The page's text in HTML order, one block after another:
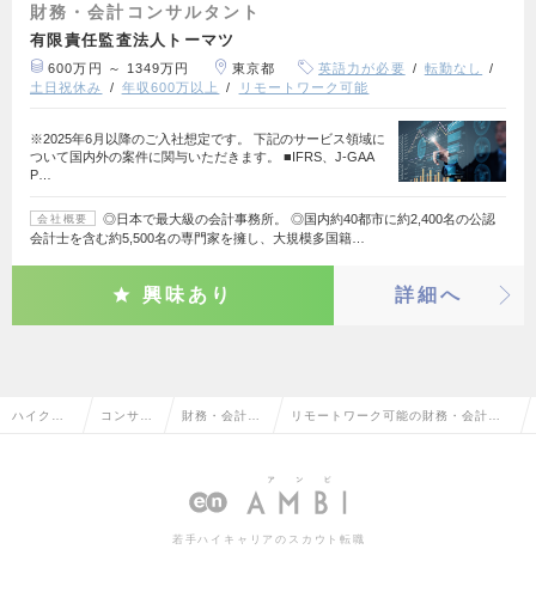
財務・会計コンサルタント
有限責任監査法人トーマツ
600万円 ～ 1349万円 東京都 英語力が必要
転勤なし
土日祝休み
年収600万以上 リモートワーク可能
※2025年6月以降のご入社想定です。 下記のサービス領域に
ついて国内外の案件に関与いただきます。 ■IFRS、J-GAA
P…
会社概要
◎日本で最大級の会計事務所。 ◎国内約40都市に約2,400名の公認
会計士を含む約5,500名の専門家を擁し、大規模多国籍…
興味あり 詳細へ
ハイクラ コンサル 財務・会計コ リモートワーク可能の財務・会計コ
若手ハイキャリアのスカウト転職